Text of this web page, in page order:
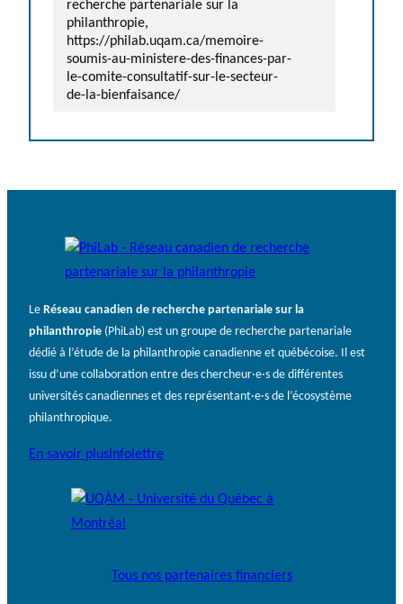
recherche partenariale sur la
philanthropie,
https://philab.uqam.ca/memoire-
soumis-au-ministere-des-finances-par-
le-comite-consultatif-sur-le-secteur-
de-la-bienfaisance/
Le Réseau canadien de recherche partenariale sur la
philanthropie (PhiLab) est un groupe de recherche partenariale
dédié à l’étude de la philanthropie canadienne et québécoise. Il est
issu d’une collaboration entre des chercheur·e·s de différentes
universités canadiennes et des représentant·e·s de l’écosystème
philanthropique.
En savoir plus Infolettre
Tous nos partenaires financiers